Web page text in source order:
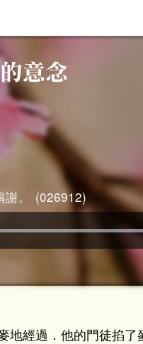
謝。 (026912)
地經過．他的門徒掐了